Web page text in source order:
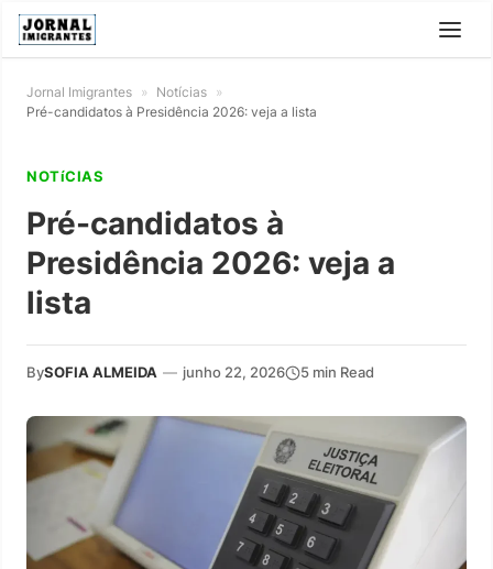
Jornal Imigrantes » Notícias »
Pré-candidatos à Presidência 2026: veja a lista
NOTíCIAS
Pré-candidatos à
Presidência 2026: veja a
lista
BySOFIA ALMEIDA — junho 22, 2026 5 min Read